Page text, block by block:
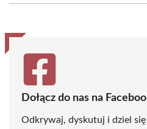
(Twitter)
Dołącz do nas na
Odkrywaj, dyskutuj i dziel